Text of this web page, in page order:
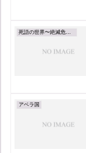
死語の世界〜絶滅危惧語
アベラ国